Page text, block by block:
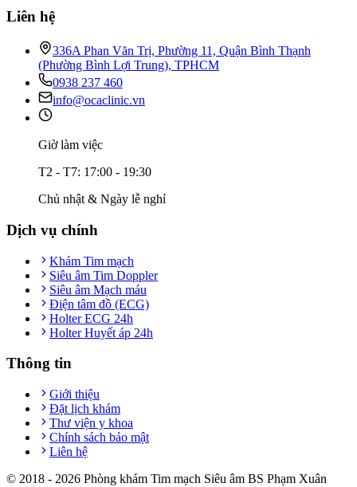
Liên hệ
336A Phan Văn Trị, Phường 11, Quận Bình Thạnh
(Phường Bình Lợi Trung), TPHCM
0938 237 460
info@ocaclinic.vn
Giờ làm việc
T2 - T7: 17:00 - 19:30
Chủ nhật & Ngày lễ nghỉ
Dịch vụ chính
Khám Tim mạch
Siêu âm Tim Doppler
Siêu âm Mạch máu
Điện tâm đồ (ECG)
Holter ECG 24h
Holter Huyết áp 24h
Thông tin
Giới thiệu
Đặt lịch khám
Thư viện y khoa
Chính sách bảo mật
Liên hệ
© 2018 - 2026 Phòng khám Tim mạch Siêu âm BS Phạm Xuân